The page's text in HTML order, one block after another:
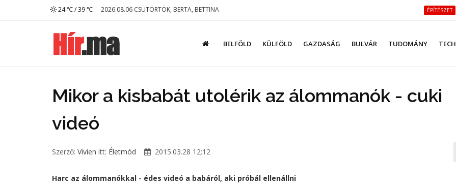
24 ℃ / 39 ℃ 2026.08.06 CSÜTÖRTÖK, BERTA, BETTINA ÉPÍTÉSZET
BELFÖLD KÜLFÖLD GAZDASÁG BULVÁR TUDOMÁNY TECH
Mikor a kisbabát utolérik az álommanók - cuki
videó
Szerző: Vivien itt: Életmód 2015.03.28 12:12
Harc az álommanókkal - édes videó a babáról, aki próbál ellenállni